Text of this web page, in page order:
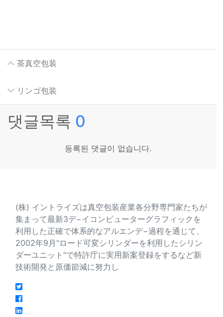
茶真空包装
リンゴ包装
댓글목록 0
등록된 댓글이 없습니다.
(株) イントライズは真空包装産業各分野専門家たちが
集まって最新3デ−イコンピューターグラフィックを
利用した正確で体系的なアルエンデ−過程を通じて、
2002年9月"ロード可変シリンダーを利用したシリン
ダーユニット"で特許庁に実用新案登録をするなど新
技術開発と原価節減に努力し